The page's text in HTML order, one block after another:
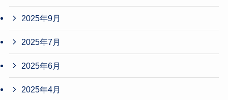
2025年9月
2025年7月
2025年6月
2025年4月